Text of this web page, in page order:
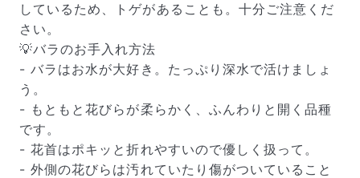
しているため、トゲがあることも。十分ご注意くだ
さい。
💡バラのお手入れ方法
- バラはお水が大好き。たっぷり深水で活けましょ
う。
- もともと花びらが柔らかく、ふんわりと開く品種
です。
- 花首はポキッと折れやすいので優しく扱って。
- 外側の花びらは汚れていたり傷がついていること